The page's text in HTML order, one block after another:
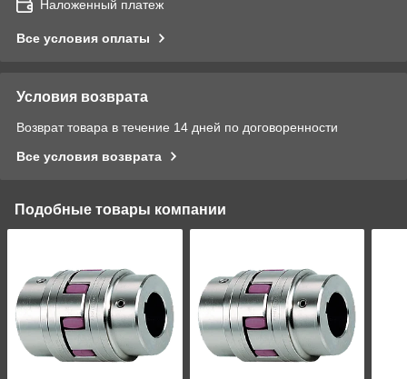
Наложенный платеж
Все условия оплаты
Условия возврата
Возврат товара в течение 14 дней по договоренности
Все условия возврата
Подобные товары компании